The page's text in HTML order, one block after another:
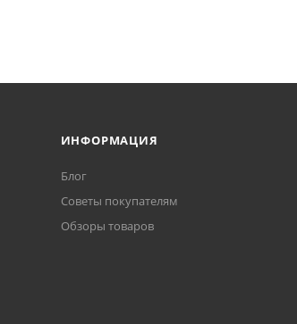
ИНФОРМАЦИЯ
Блог
Советы покупателям
Обзоры товаров